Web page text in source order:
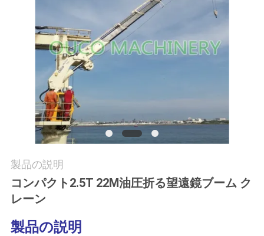
ツ
ア
ー
製品の説明
コンパクト2.5T 22M油圧折る望遠鏡ブーム ク
レーン
製品の説明